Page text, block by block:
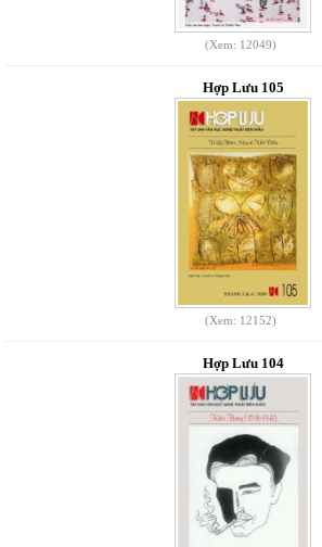
(Xem: 12049)
Hợp Lưu 105
(Xem: 12152)
Hợp Lưu 104